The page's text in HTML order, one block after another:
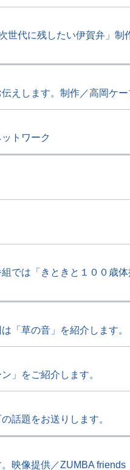
世代に残したい伊賀弁」制
えします。制作／高岡ケ
トワーク
では「きときと１００歳
「草の音」を紹介します。
」をご紹介します。
話題をお送りします。
映像提供／ZUMBA friends